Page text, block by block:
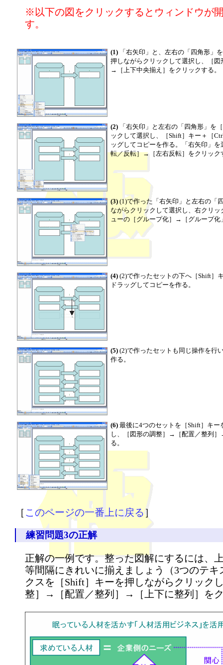
※以下の図をクリックするとウィンドウが
す。
(1) 「右矢印」と、左右の「四角形」
押しながらクリックして選択し、［
→［上下中央揃え］をクリックする。
(2) 「右矢印」と左右の「四角形」を
ックして選択し、［Shift］キー＋［
ッグしてコピーを作る。「右矢印」
転／反転］→［左右反転］をクリック
(3) (1)で作った「右矢印」と左右の「
ながらクリックして選択し、右クリ
ューの［グループ化］→［グループ化
(4) (2)で作ったセットの下へ［Shift］
ドラッグしてコピーを作る。
(5) (2)で作ったセットも同じ操作を行
作る。
(6) 最後に4つのセットを［Shift］キ
し、［図形の調整］→［配置／整列
る。
［ このページの一番上に戻る］
練習問題3の正解
正解の一例です。整った図解にするには、
等間隔にきれいに揃えましょう（3つのテ
クスを［Shift］キーを押しながらクリック
整］→［配置／整列］→［上下に整列］を